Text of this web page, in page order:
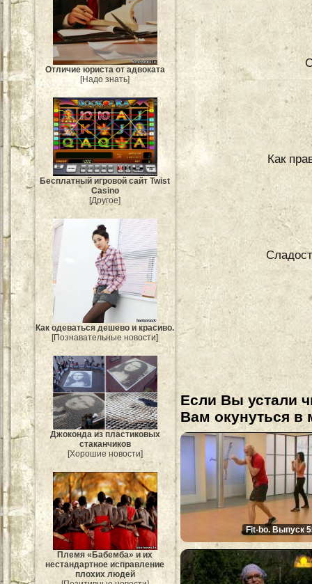
Отличие юриста от адвоката
[Надо знать]
Бесплатный игровой сайт Twist
Casino
[Другое]
Как одеваться дешево и красиво.
[Познавательные новости]
Джоконда из пластиковых
стаканчиков
[Хорошие новости]
Племя «Бабемба» и их
нестандартное исправление
плохих людей
Как
Если Вы устали
Вам окунуться в
Fit-bo. Выпуск